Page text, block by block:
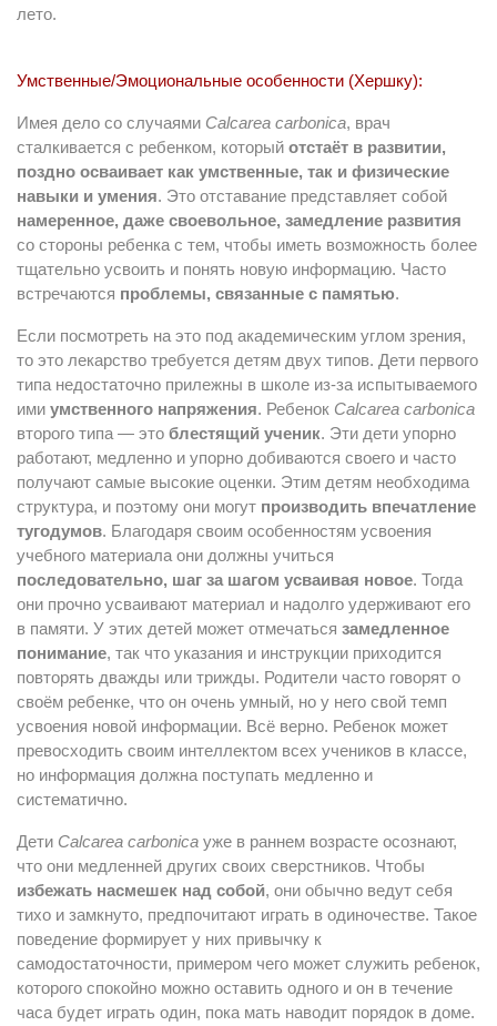
лето.
Умственные/Эмоциональные особенности (Хершку):
Имея дело со случаями Calcarea carbonica, врач
сталкивается с ребенком, который отстаёт в развитии,
поздно осваивает как умственные, так и физические
навыки и умения. Это отставание представляет собой
намеренное, даже своевольное, замедление развития
со стороны ребенка с тем, чтобы иметь возможность более
тщательно усвоить и понять новую информацию. Часто
встречаются проблемы, связанные с памятью.
Если посмотреть на это под академическим углом зрения,
то это лекарство требуется детям двух типов. Дети первого
типа недостаточно прилежны в школе из-за испытываемого
ими умственного напряжения. Ребенок Calcarea carbonica
второго типа — это блестящий ученик. Эти дети упорно
работают, медленно и упорно добиваются своего и часто
получают самые высокие оценки. Этим детям необходима
структура, и поэтому они могут производить впечатление
тугодумов. Благодаря своим особенностям усвоения
учебного материала они должны учиться
последовательно, шаг за шагом усваивая новое. Тогда
они прочно усваивают материал и надолго удерживают его
в памяти. У этих детей может отмечаться замедленное
понимание, так что указания и инструкции приходится
повторять дважды или трижды. Родители часто говорят о
своём ребенке, что он очень умный, но у него свой темп
усвоения новой информации. Всё верно. Ребенок может
превосходить своим интеллектом всех учеников в классе,
но информация должна поступать медленно и
систематично.
Дети Calcarea carbonica уже в раннем возрасте осознают,
что они медленней других своих сверстников. Чтобы
избежать насмешек над собой, они обычно ведут себя
тихо и замкнуто, предпочитают играть в одиночестве. Такое
поведение формирует у них привычку к
самодостаточности, примером чего может служить ребенок,
которого спокойно можно оставить одного и он в течение
часа будет играть один, пока мать наводит порядок в доме.